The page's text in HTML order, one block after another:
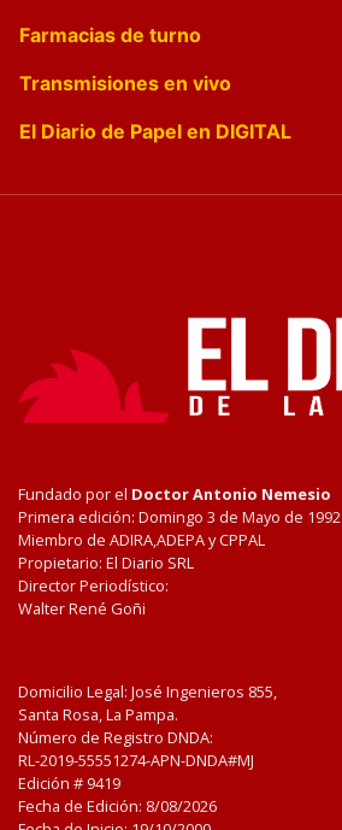
Farmacias de turno
Transmisiones en vivo
El Diario de Papel en DIGITAL
Fundado por el Doctor Antonio Nemesio
Primera edición: Domingo 3 de Mayo de 1992
Miembro de ADIRA,ADEPA y CPPAL
Propietario: El Diario SRL
Director Periodístico:
Walter René Goñi
Domicilio Legal: José Ingenieros 855,
Santa Rosa, La Pampa.
Número de Registro DNDA:
RL-2019-55551274-APN-DNDA#MJ
Edición # 9419
Fecha de Edición: 8/08/2026